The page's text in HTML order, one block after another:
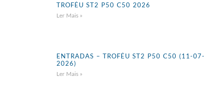
TROFÉU ST2 P50 C50 2026
Ler Mais »
ENTRADAS – TROFÉU ST2 P50 C50 (11-07-
2026)
Ler Mais »